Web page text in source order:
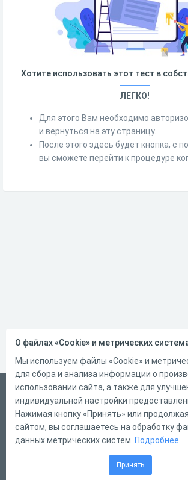
Хотите использовать этот тест в
ЛЕГКО!
Для этого Вам необходимо
и вернуться на эту страницу.
После этого здесь будет кнопка, с
вы сможете перейти к процедуре
Русский
Справка
Форма обратной связи
О файлах «Cookie» и метрических
Мы используем файлы «Cookie» и
для сбора и анализа информации о
использовании сайта, а также для
индивидуальной настройки
Нажимая кнопку «Принять» или
сайтом, вы соглашаетесь на обработку
данных метрических систем. Подробнее
Принять